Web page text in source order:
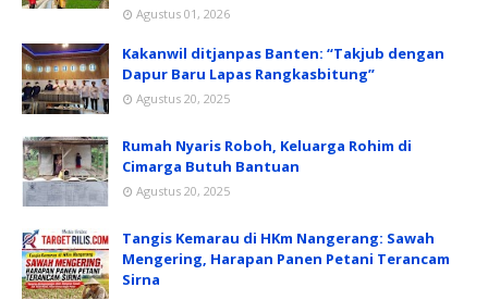
Agustus 01, 2026
Kakanwil ditjanpas Banten: “Takjub dengan
Dapur Baru Lapas Rangkasbitung”
Agustus 20, 2025
Rumah Nyaris Roboh, Keluarga Rohim di
Cimarga Butuh Bantuan
Agustus 20, 2025
Tangis Kemarau di HKm Nangerang: Sawah
Mengering, Harapan Panen Petani Terancam
Sirna